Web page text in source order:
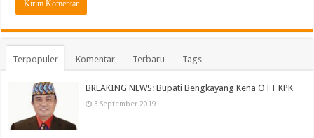
Terpopuler Komentar Terbaru Tags
BREAKING NEWS: Bupati Bengkayang Kena OTT KPK
3 September 2019